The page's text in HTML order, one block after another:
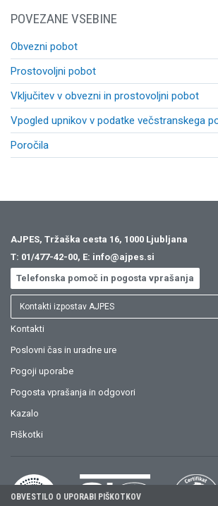
POVEZANE VSEBINE
Obvezni pobot
Prostovoljni pobot
Vključitev v obvezni in prostovoljni pobot
Vpogled upnikov v podatke večstranskega
Poročila
AJPES, Tržaška cesta 16, 1000 Ljubljana
T: 01/477-42-00, E: info@ajpes.si
Telefonska pomoč in pogosta vprašanja
Kontakti izpostav AJPES
Kontakti
Poslovni čas in uradne ure
Pogoji uporabe
Pogosta vprašanja in odgovori
Kazalo
Piškotki
OBVESTILO O UPORABI PIŠKOTKOV